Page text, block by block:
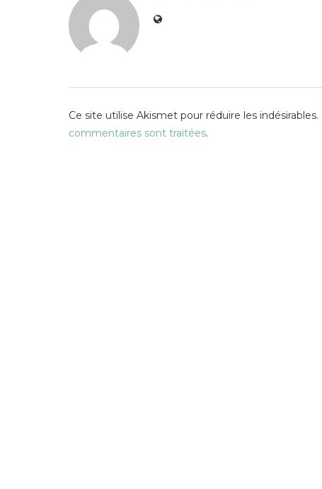
Ce site utilise Akismet pour réduire les indésirables.
commentaires sont traitées.